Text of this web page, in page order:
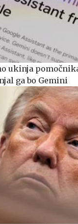
ukinja
ga bo Gemini